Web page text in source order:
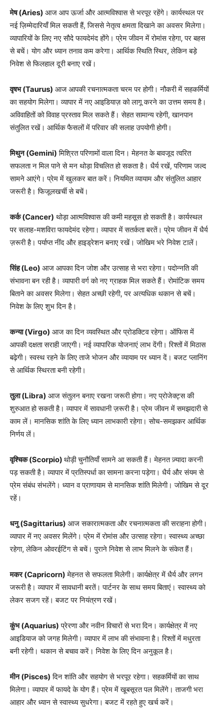
मेष (Aries) आज आप ऊर्जा और आत्मविश्वास से भरपूर रहेंगे। कार्यस्थल पर
नई ज़िम्मेदारियाँ मिल सकती हैं, जिससे नेतृत्व क्षमता दिखाने का अवसर मिलेगा।
व्यापारियों के लिए नए सौदे फायदेमंद होंगे। प्रेम जीवन में रोमांस रहेगा, पर बहस
से बचें। योग और ध्यान तनाव कम करेगा। आर्थिक स्थिति स्थिर, लेकिन बड़े
निवेश से फिलहाल दूरी बनाए रखें।
वृषभ (Taurus) आज आपकी रचनात्मकता चरम पर होगी। नौकरी में सहकर्मियों
का सहयोग मिलेगा। व्यापार में नए आइडियाज़ को लागू करने का उत्तम समय है।
अविवाहितों को विवाह प्रस्ताव मिल सकते हैं। सेहत सामान्य रहेगी, खानपान
संतुलित रखें। आर्थिक फैसलों में परिवार की सलाह उपयोगी होगी।
मिथुन (Gemini) मिश्रित परिणामों वाला दिन। मेहनत के बावजूद त्वरित
सफलता न मिल पाने से मन थोड़ा विचलित हो सकता है। धैर्य रखें, परिणाम जल्द
सामने आएंगे। प्रेम में खुलकर बात करें। नियमित व्यायाम और संतुलित आहार
जरूरी है। फिजूलखर्ची से बचें।
कर्क (Cancer) थोड़ा आत्मविश्वास की कमी महसूस हो सकती है। कार्यस्थल
पर सलाह-मशविरा फायदेमंद रहेगा। व्यापार में सतर्कता बरतें। प्रेम जीवन में धैर्य
ज़रूरी है। पर्याप्त नींद और हाइड्रेशन बनाए रखें। जोखिम भरे निवेश टालें।
सिंह (Leo) आज आपका दिन जोश और उत्साह से भरा रहेगा। पदोन्नति की
संभावना बन रही है। व्यापारी वर्ग को नए ग्राहक मिल सकते हैं। रोमांटिक समय
बिताने का अवसर मिलेगा। सेहत अच्छी रहेगी, पर अत्यधिक थकान से बचें।
निवेश के लिए शुभ दिन है।
कन्या (Virgo) आज का दिन व्यवस्थित और प्रोडक्टिव रहेगा। ऑफिस में
आपकी दक्षता सराही जाएगी। नई व्यापारिक योजनाएं लाभ देंगी। रिश्तों में मिठास
बढ़ेगी। स्वस्थ रहने के लिए ताजे भोजन और व्यायाम पर ध्यान दें। बजट प्लानिंग
से आर्थिक स्थिरता बनी रहेगी।
तुला (Libra) आज संतुलन बनाए रखना जरूरी होगा। नए प्रोजेक्ट्स की
शुरुआत हो सकती है। व्यापार में सावधानी ज़रूरी है। प्रेम जीवन में समझदारी से
काम लें। मानसिक शांति के लिए ध्यान लाभकारी रहेगा। सोच-समझकर आर्थिक
निर्णय लें।
वृश्चिक (Scorpio) थोड़ी चुनौतियाँ सामने आ सकती हैं। मेहनत ज़्यादा करनी
पड़ सकती है। व्यापार में प्रतिस्पर्धा का सामना करना पड़ेगा। धैर्य और संयम से
प्रेम संबंध संभलेंगे। ध्यान व प्राणायाम से मानसिक शांति मिलेगी। जोखिम से दूर
रहें।
धनु (Sagittarius) आज सकारात्मकता और रचनात्मकता की सराहना होगी।
व्यापार में नए अवसर मिलेंगे। प्रेम में रोमांस और उत्साह रहेगा। स्वास्थ्य अच्छा
रहेगा, लेकिन ओवरईटिंग से बचें। पुराने निवेश से लाभ मिलने के संकेत हैं।
मकर (Capricorn) मेहनत से सफलता मिलेगी। कार्यक्षेत्र में धैर्य और लगन
जरूरी है। व्यापार में सावधानी बरतें। पार्टनर के साथ समय बिताएं। स्वास्थ्य को
लेकर सजग रहें। बजट पर नियंत्रण रखें।
कुंभ (Aquarius) प्रेरणा और नवीन विचारों से भरा दिन। कार्यक्षेत्र में नए
आइडियाज को जगह मिलेगी। व्यापार में लाभ की संभावना है। रिश्तों में मधुरता
बनी रहेगी। थकान से बचाव करें। निवेश के लिए दिन अनुकूल है।
मीन (Pisces) दिन शांति और सहयोग से भरपूर रहेगा। सहकर्मियों का साथ
मिलेगा। व्यापार में फायदे के योग हैं। प्रेम में खूबसूरत पल मिलेंगे। ताजगी भरा
आहार और ध्यान से स्वास्थ्य सुधरेगा। बजट में रहते हुए खर्च करें।